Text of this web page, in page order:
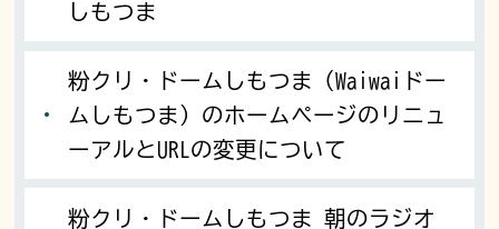
しもつま
粉クリ・ドームしもつま（Waiwaiドー
ムしもつま）のホームページのリニュ
ーアルとURLの変更について
粉クリ・ドームしもつま 朝のラジオ